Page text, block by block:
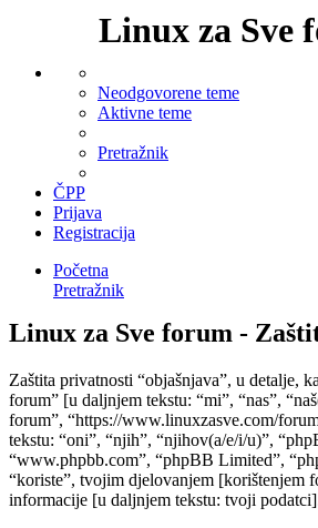
Linux za Sve
Neodgovorene teme
Aktivne teme
Pretražnik
ČPP
Prijava
Registracija
Početna
Pretražnik
Linux za Sve forum -
Zaštita privatnosti “objašnjava”, u detalje,
forum” [u daljnjem tekstu: “mi”, “nas”,
forum”, “https://www.linuxzasve.com/
tekstu: “oni”, “njih”, “njihov(a/e/i/u)”,
“www.phpbb.com”, “phpBB Limited”,
“koriste”, tvojim djelovanjem [korištenjem
informacije [u daljnjem tekstu: tvoji